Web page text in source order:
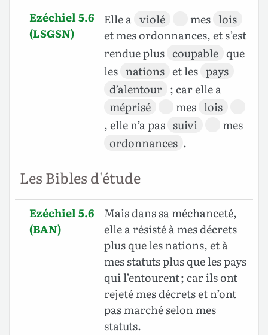
Ezéchiel 5.6
(LSGSN)
Elle a violé mes lois
et mes ordonnances, et s’est
rendue plus coupable que
les nations et les pays
d’alentour ; car elle a
méprisé
mes lois
, elle n’a pas suivi
mes
ordonnances .
Les Bibles d'étude
Ezéchiel 5.6
(BAN)
Mais dans sa méchanceté,
elle a résisté à mes décrets
plus que les nations, et à
mes statuts plus que les pays
qui l’entourent ; car ils ont
rejeté mes décrets et n’ont
pas marché selon mes
statuts.